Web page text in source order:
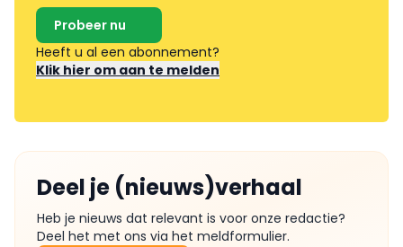
Probeer nu
Heeft u al een abonnement?
Klik hier om aan te melden
Deel je (nieuws)verhaal
Heb je nieuws dat relevant is voor onze redactie?
Deel het met ons via het meldformulier.